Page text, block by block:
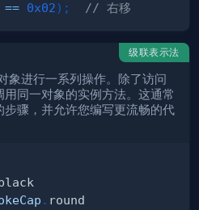
== 0x02) ; // 右移
级联表示法
象进行一系列操作。除了访问
同一对象的实例方法。这通常
骤，并允许您编写更流畅的代
.